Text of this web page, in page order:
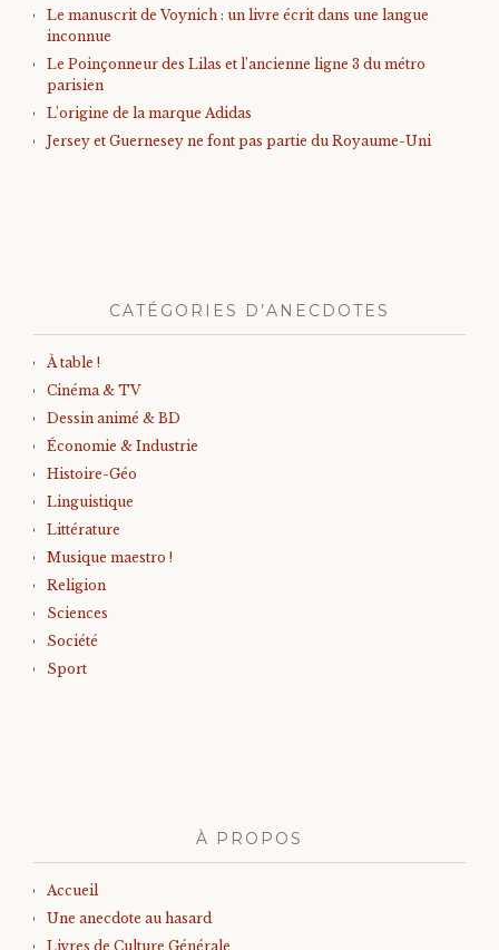
Le manuscrit de Voynich : un livre écrit dans une langue
inconnue
Le Poinçonneur des Lilas et l’ancienne ligne 3 du métro
parisien
L’origine de la marque Adidas
Jersey et Guernesey ne font pas partie du Royaume-Uni
CATÉGORIES D’ANECDOTES
À table !
Cinéma & TV
Dessin animé & BD
Économie & Industrie
Histoire-Géo
Linguistique
Littérature
Musique maestro !
Religion
Sciences
Société
Sport
À PROPOS
Accueil
Une anecdote au hasard
Livres de Culture Générale